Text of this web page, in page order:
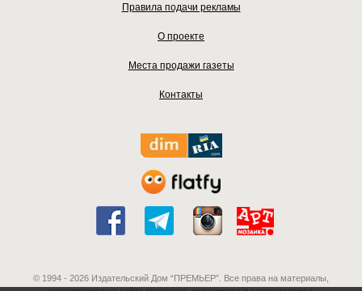
Правила подачи рекламы
О проекте
Места продажи газеты
Контакты
© 1994 - 2026 Издательский Дом “ПРЕМЬЕР”. Все права на материалы,